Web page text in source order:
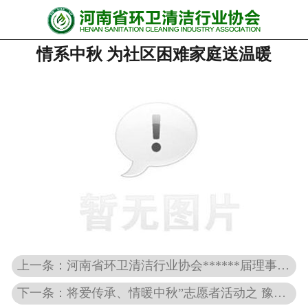
网站首页
协会动态
党政要闻
关于协会
联系我们
情系中秋 为社区困难家庭送温暖
上一条：河南省环卫清洁行业协会******届理事会第三次会议暨2016年度年终总结表彰大会圆满召开
下一条：将爱传承、情暖中秋”志愿者活动之 豫环协信阳秘书处篇